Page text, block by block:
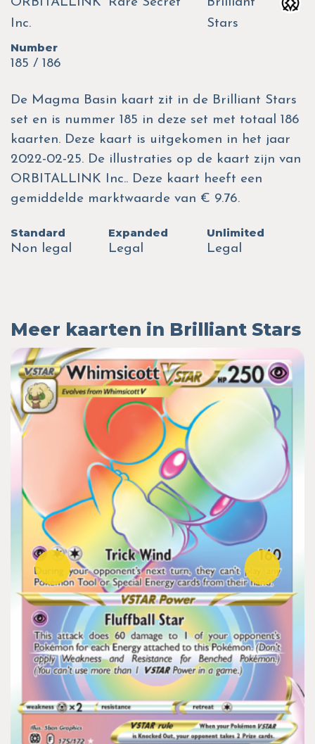
Inc.
Stars
Number
185 / 186
De Magma Basin kaart zit in de Brilliant Stars
set en is nummer 185 in deze set met totaal 186
kaarten. Deze kaart is uitgekomen in het jaar
2022-02-25. De illustraties op de kaart zijn van
ORBITALLINK Inc.. Deze kaart heeft een
gemiddelde marktwaarde van € 9.76.
Standard
Non legal
Expanded
Legal
Unlimited
Legal
Meer kaarten in Brilliant Stars